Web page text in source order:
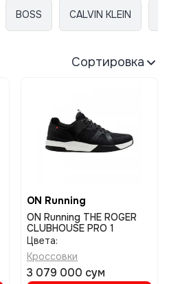
BOSS CALVIN KLEIN
Сортировка
ON Running
ON Running THE ROGER
CLUBHOUSE PRO 1
Цвета:
Кроссовки
3 079 000 сум